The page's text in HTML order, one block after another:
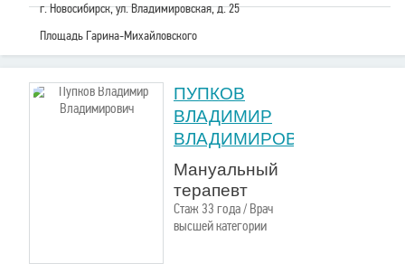
г. Новосибирск, ул. Владимировская, д. 25
Площадь Гарина-Михайловского
ПУПКОВ
ВЛАДИМИР
ВЛАДИМИРОВИЧ
Мануальный
терапевт
Стаж 33 года / Врач
высшей категории